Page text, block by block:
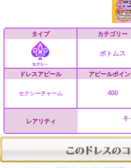
タイプ カテゴリー
ボトムス
ドレスアピール
セクシーチャーム
アピールポイン
400
レアリティ
キ